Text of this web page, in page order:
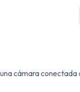
cámara conectada